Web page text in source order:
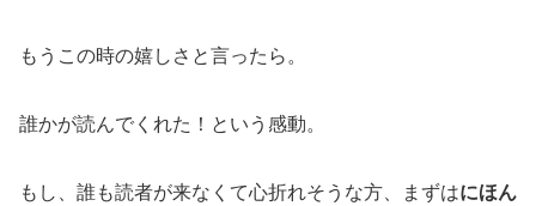
もうこの時の嬉しさと言ったら。
誰かが読んでくれた！という感動。
もし、誰も読者が来なくて心折れそうな方、まずはにほん